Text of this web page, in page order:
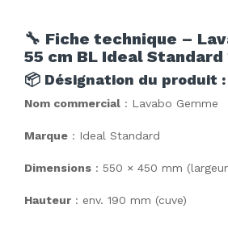
🔧 Fiche technique –
55 cm BL Ideal Standard
📦 Désignation du produit :
Nom commercial : Lavabo Gemme
Marque : Ideal Standard
Dimensions : 550 × 450 mm
Hauteur : env. 190 mm (cuve)